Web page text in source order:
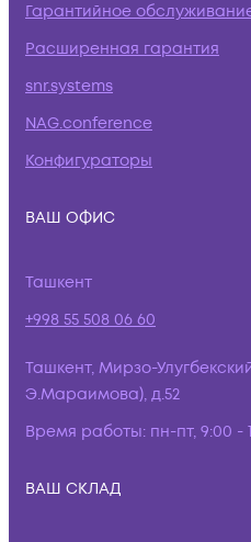
Гарантийное
Расширенная гарантия
snr.systems
NAG.conference
Конфигураторы
ВАШ ОФИС
Ташкент
+998 55 508 06 60
Ташкент, Мирзо-
Э.Мараимова), д.52
Время работы: пн-пт, 9:00 -
ВАШ СКЛАД